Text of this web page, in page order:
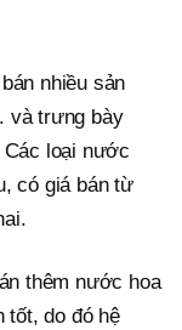
nhiều sản
và trưng bày
loại nước
có giá bán từ
thêm nước hoa
tốt, do đó hệ